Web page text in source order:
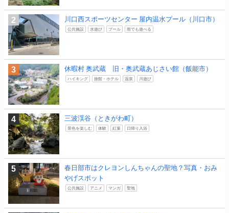
川口西スポーツセンター 屋内温水プール（川口市）
公共施設 水遊び プール 雨でも遊べる
休暇村 奥武蔵 旧・奥武蔵あじさい館（飯能市）
ハイキング 旅館・ホテル 温泉 川遊び
三波渓谷（ときがわ町）
景色を楽しむ 体験 紅葉 日帰り入浴
春日部市はクレヨンしんちゃんの聖地？写真・おみ
やげスポット
公共施設 アニメ マンガ 聖地